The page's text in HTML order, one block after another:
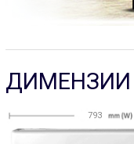
ДИМЕНЗИИ
793